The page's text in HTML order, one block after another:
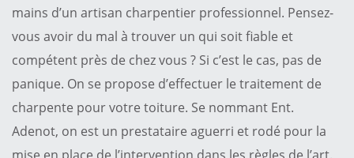
mains d’un artisan charpentier professionnel. Pensez-
vous avoir du mal à trouver un qui soit fiable et
compétent près de chez vous ? Si c’est le cas, pas de
panique. On se propose d’effectuer le traitement de
charpente pour votre toiture. Se nommant Ent.
Adenot, on est un prestataire aguerri et rodé pour la